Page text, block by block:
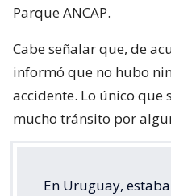
Parque ANCAP.
Cabe señalar que, de
informó que no hubo
accidente. Lo único que
mucho tránsito por
En Uruguay,